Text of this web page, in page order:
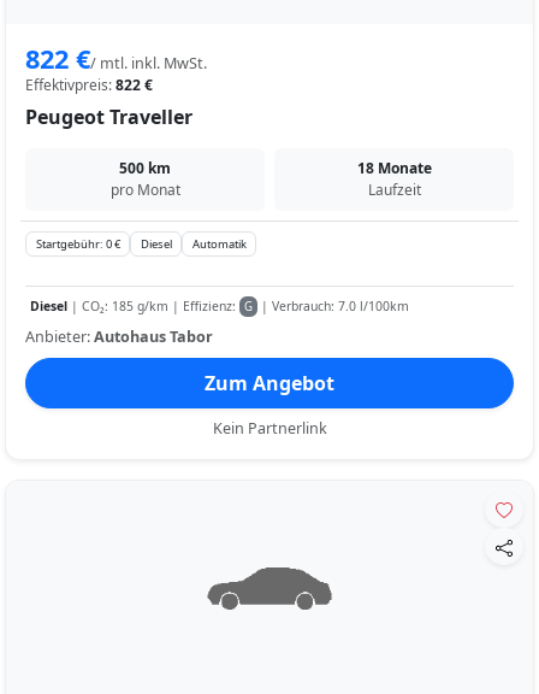
822 €/ mtl. inkl. MwSt.
Effektivpreis:822 €
Peugeot Traveller
500 km
pro Monat
18 Monate
Laufzeit
Startgebühr: 0 € Diesel Automatik
Diesel | CO₂: 185 g/km | Effizienz: G | Verbrauch: 7.0 l/100km
Anbieter:Autohaus Tabor
Zum Angebot
Kein Partnerlink